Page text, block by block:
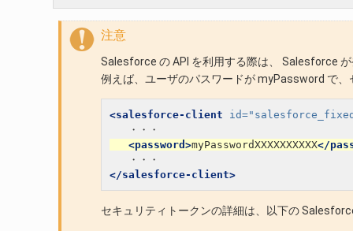
注意
Salesforce の API を利用する際は、 Salesforce
例えば、ユーザのパスワードが myPassword で
<salesforce-client id=
<password>myPasswordXXXXXXXXXX</
</salesforce-client>
セキュリティトークンの詳細は、以下の